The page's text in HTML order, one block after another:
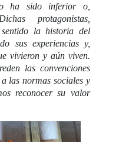
ha sido inferior o,
protagonistas,
la historia del
sus experiencias y,
vivieron y aún viven.
las convenciones
las normas sociales y
reconocer su valor